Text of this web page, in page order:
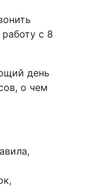
с 8
день
о чем